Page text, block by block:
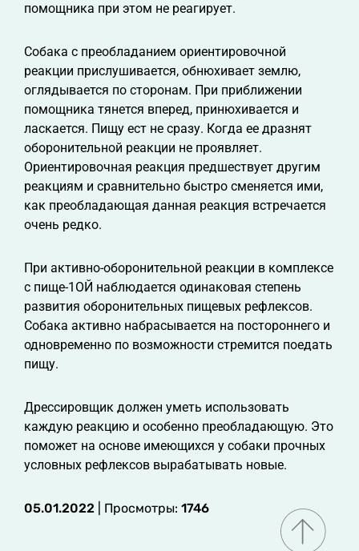
помощника при этом не реагирует.
Собака с преобладанием ориентировочной
реакции прислушивается, обнюхивает землю,
оглядывается по сторонам. При приближении
помощника тянется вперед, принюхивается и
ласкается. Пищу ест не сразу. Когда ее дразнят
оборонительной реакции не проявляет.
Ориентировочная реакция предшествует другим
реакциям и сравнительно быстро сменяется ими,
как преобладающая данная реакция встречается
очень редко.
При активно-оборонительной реакции в комплексе
с пище-1ОЙ наблюдается одинаковая степень
развития оборонительных пищевых рефлексов.
Собака активно набрасывается на постороннего и
одновременно по возможности стремится поедать
пищу.
Дрессировщик должен уметь использовать
каждую реакцию и особенно преобладающую. Это
поможет на основе имеющихся у собаки прочных
условных рефлексов вырабатывать новые.
05.01.2022 | Просмотры: 1746